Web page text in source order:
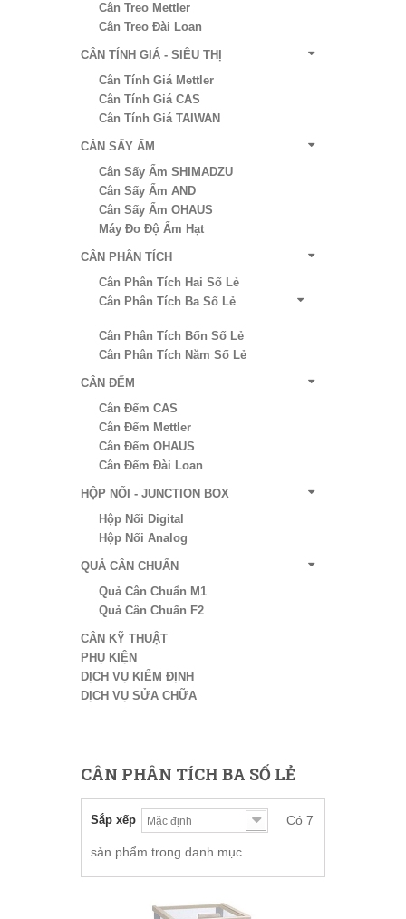
Cân Treo Mettler
Cân Treo Đài Loan
CÂN TÍNH GIÁ - SIÊU THỊ
Cân Tính Giá Mettler
Cân Tính Giá CAS
Cân Tính Giá TAIWAN
CÂN SẤY ẨM
Cân Sấy Ẩm SHIMADZU
Cân Sấy Ẩm AND
Cân Sấy Ẩm OHAUS
Máy Đo Độ Ẩm Hạt
CÂN PHÂN TÍCH
Cân Phân Tích Hai Số Lẻ
Cân Phân Tích Ba Số Lẻ
Cân Phân Tích Bốn Số Lẻ
Cân Phân Tích Năm Số Lẻ
CÂN ĐẾM
Cân Đếm CAS
Cân Đếm Mettler
Cân Đếm OHAUS
Cân Đếm Đài Loan
HỘP NỐI - JUNCTION BOX
Hộp Nối Digital
Hộp Nối Analog
QUẢ CÂN CHUẨN
Quả Cân Chuẩn M1
Quả Cân Chuẩn F2
CÂN KỸ THUẬT
PHỤ KIỆN
DỊCH VỤ KIỂM ĐỊNH
DỊCH VỤ SỬA CHỮA
CÂN PHÂN TÍCH BA SỐ LẺ
Sắp xếp Có 7
sản phẩm trong danh mục